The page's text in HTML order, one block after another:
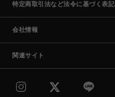
特定商取引法など法令に基づく表記
会社情報
関連サイト